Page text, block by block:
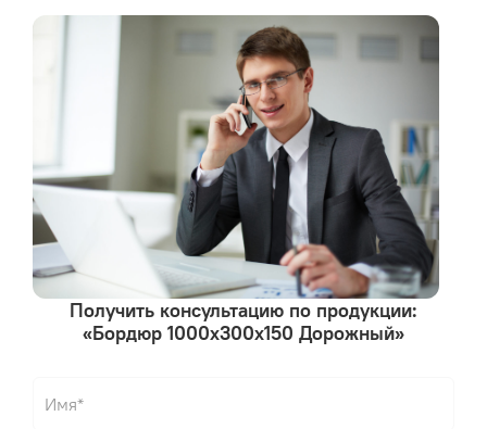
Получить консультацию по продукции:
«Бордюр 1000х300х150 Дорожный»